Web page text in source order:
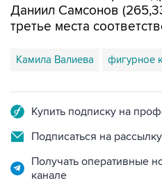
Даниил Самсонов
третье места
Камила Валиева фигурное
Купить подписку на
Подписаться на
Получать оперативные
канале